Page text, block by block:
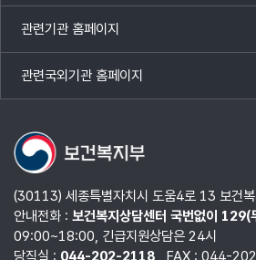
열기
관련기관 홈페이지
목록
열기
관련국외기관 홈페이지
목록
열기
(30113) 세종특별자치시 도움4로 13 보건
안내전화 : 보건복지상담센터 국번없이 129(
09:00~18:00, 긴급지원상담은 24시
당직실 : 044-202-2118 FAX : 044-